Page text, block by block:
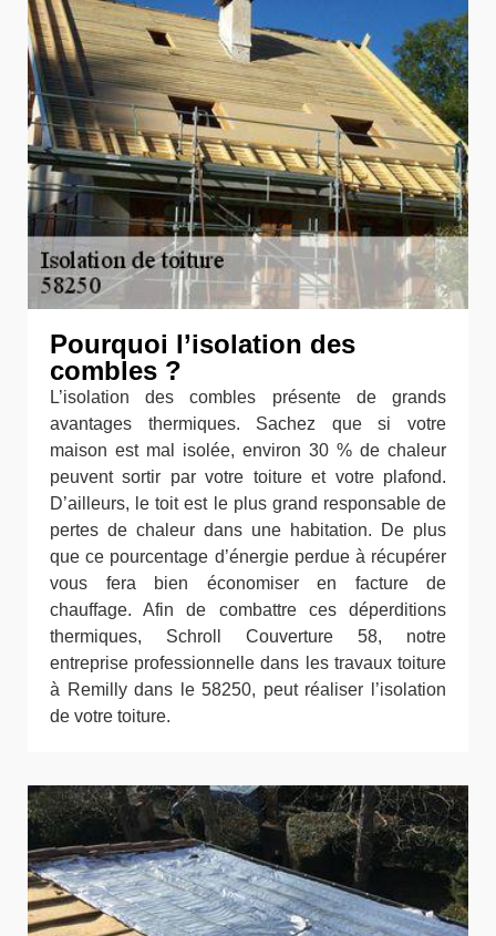
Pourquoi l’isolation des
combles ?
L’isolation des combles présente de grands
avantages thermiques. Sachez que si votre
maison est mal isolée, environ 30 % de chaleur
peuvent sortir par votre toiture et votre plafond.
D’ailleurs, le toit est le plus grand responsable de
pertes de chaleur dans une habitation. De plus
que ce pourcentage d’énergie perdue à récupérer
vous fera bien économiser en facture de
chauffage. Afin de combattre ces déperditions
thermiques, Schroll Couverture 58, notre
entreprise professionnelle dans les travaux toiture
à Remilly dans le 58250, peut réaliser l’isolation
de votre toiture.